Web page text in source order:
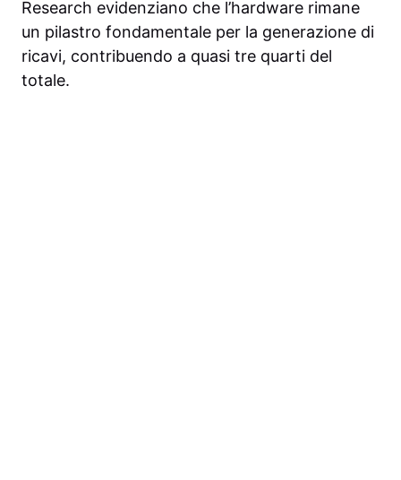
Research evidenziano che l’hardware rimane
un pilastro fondamentale per la generazione di
ricavi, contribuendo a quasi tre quarti del
totale.